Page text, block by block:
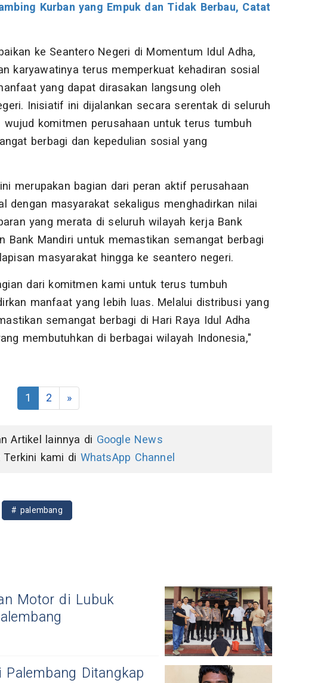
Kurban yang Empuk dan Tidak Berbau, Catat
ke Seantero Negeri di Momentum Idul Adha,
karyawatinya terus memperkuat kehadiran sosial
yang dapat dirasakan langsung oleh
Inisiatif ini dijalankan secara serentak di seluruh
komitmen perusahaan untuk terus tumbuh
berbagi dan kepedulian sosial yang
merupakan bagian dari peran aktif perusahaan
dengan masyarakat sekaligus menghadirkan nilai
yang merata di seluruh wilayah kerja Bank
Bank Mandiri untuk memastikan semangat berbagi
masyarakat hingga ke seantero negeri.
dari komitmen kami untuk terus tumbuh
manfaat yang lebih luas. Melalui distribusi yang
semangat berbagi di Hari Raya Idul Adha
membutuhkan di berbagai wilayah Indonesia,"
1 2 »
Artikel lainnya di Google News
kami di WhatsApp Channel
# palembang
Motor di Lubuk
Ditangkap